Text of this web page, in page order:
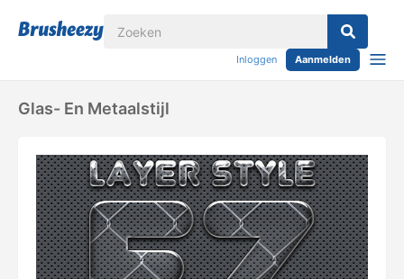
Inloggen Aanmelden
Glas- En Metaalstijl